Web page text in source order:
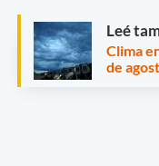
Leé
Clima
de